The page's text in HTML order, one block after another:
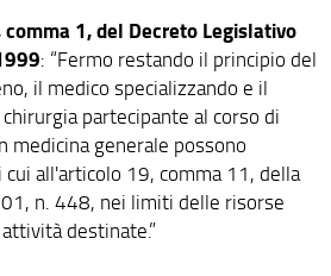
1, del Decreto Legislativo
: “Fermo restando il principio del
il medico specializzando e il
partecipante al corso di
medicina generale possono
all'articolo 19, comma 11, della
n. 448, nei limiti delle risorse
destinate.”
Sanitarie - specializzandi
tempistiche